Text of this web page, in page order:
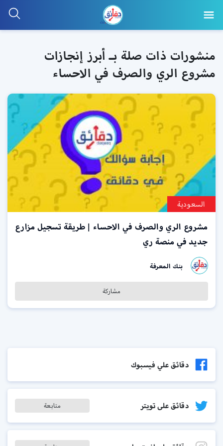
منشورات ذات صلة بـ أبرز إنجازات
مشروع الري والصرف في الاحساء
السعودية
مشروع الري والصرف في الاحساء | طريقة تسجيل مزارع
جديد في منصة ري
بنك المعرفة
مشاركة
دقائق علي فيسبوك
دقائق على تويتر متابعة